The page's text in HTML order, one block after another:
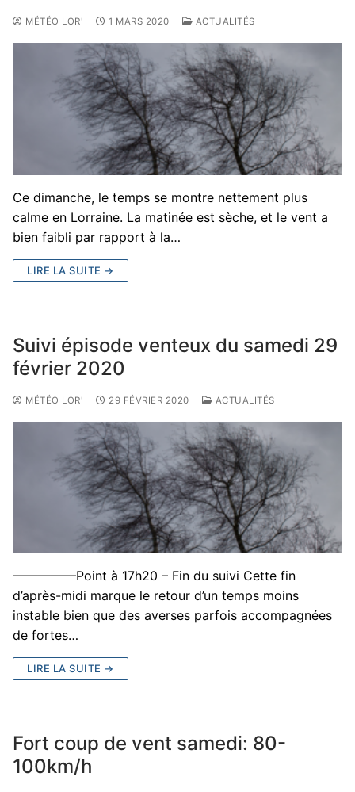
MÉTÉO LOR' 1 MARS 2020 ACTUALITÉS
Ce dimanche, le temps se montre nettement plus
calme en Lorraine. La matinée est sèche, et le vent a
bien faibli par rapport à la…
LIRE LA SUITE →
Suivi épisode venteux du samedi 29
février 2020
MÉTÉO LOR' 29 FÉVRIER 2020 ACTUALITÉS
—————Point à 17h20 – Fin du suivi Cette fin
d’après-midi marque le retour d’un temps moins
instable bien que des averses parfois accompagnées
de fortes…
LIRE LA SUITE →
Fort coup de vent samedi: 80-
100km/h